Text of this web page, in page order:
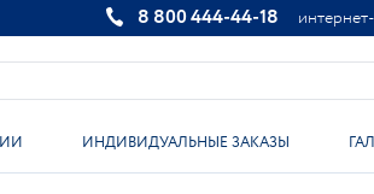
8 800 444-44-18
ИНДИВИДУАЛЬНЫЕ ЗАКАЗЫ